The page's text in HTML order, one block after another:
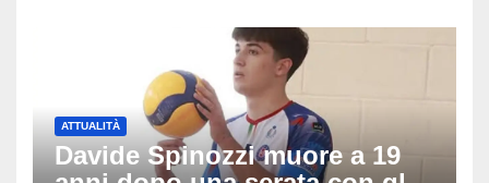
ATTUALITÀ
Davide Spinozzi muore a 19